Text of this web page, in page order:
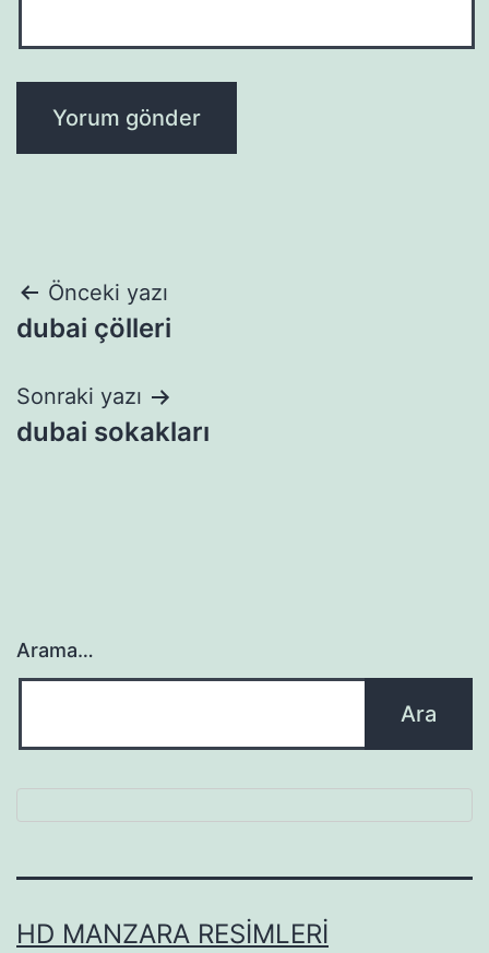
Yazı
gezinmesi
Önceki yazı
dubai çölleri
Sonraki yazı
dubai sokakları
Arama…
HD MANZARA RESIMLERI